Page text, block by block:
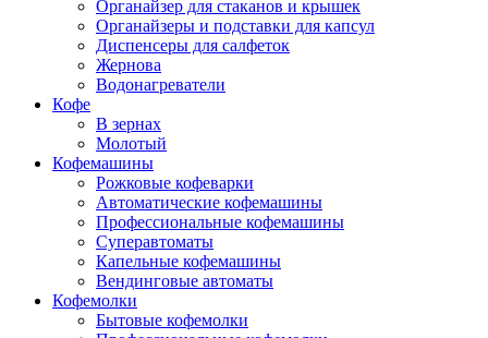
Органайзер для стаканов и крышек
Органайзеры и подставки для капсул
Диспенсеры для салфеток
Жернова
Водонагреватели
Кофе
В зернах
Молотый
Кофемашины
Рожковые кофеварки
Автоматические кофемашины
Профессиональные кофемашины
Суперавтоматы
Капельные кофемашины
Вендинговые автоматы
Кофемолки
Бытовые кофемолки